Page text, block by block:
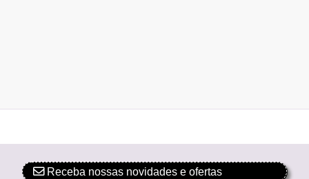
Receba nossas novidades e ofertas